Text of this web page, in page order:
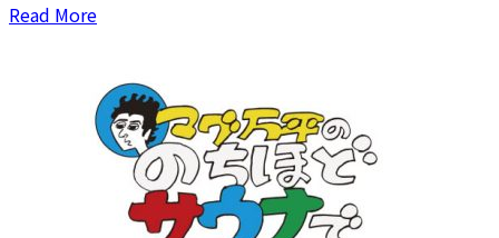
Read More